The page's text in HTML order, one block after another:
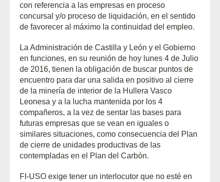
con referencia a las empresas en proceso
concursal y/o proceso de liquidación, en el sentido
de favorecer al máximo la continuidad del empleo.
La Administración de Castilla y León y el Gobierno
en funciones, en su reunión de hoy lunes 4 de Julio
de 2016, tienen la obligación de buscar puntos de
encuentro para dar una salida en positivo al cierre
de la minería de interior de la Hullera Vasco
Leonesa y a la lucha mantenida por los 4
compañeros, a la vez de sentar las bases para
futuras empresas que se vean en iguales o
similares situaciones, como consecuencia del Plan
de cierre de unidades productivas de las
contempladas en el Plan del Carbón.
FI-USO exige tener un interlocutor que no esté en